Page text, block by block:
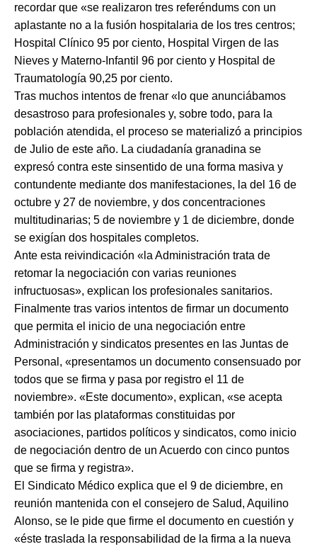
recordar que «se realizaron tres referéndums con un
aplastante no a la fusión hospitalaria de los tres centros;
Hospital Clínico 95 por ciento, Hospital Virgen de las
Nieves y Materno-Infantil 96 por ciento y Hospital de
Traumatología 90,25 por ciento.
Tras muchos intentos de frenar «lo que anunciábamos
desastroso para profesionales y, sobre todo, para la
población atendida, el proceso se materializó a principios
de Julio de este año. La ciudadanía granadina se
expresó contra este sinsentido de una forma masiva y
contundente mediante dos manifestaciones, la del 16 de
octubre y 27 de noviembre, y dos concentraciones
multitudinarias; 5 de noviembre y 1 de diciembre, donde
se exigían dos hospitales completos.
Ante esta reivindicación «la Administración trata de
retomar la negociación con varias reuniones
infructuosas», explican los profesionales sanitarios.
Finalmente tras varios intentos de firmar un documento
que permita el inicio de una negociación entre
Administración y sindicatos presentes en las Juntas de
Personal, «presentamos un documento consensuado por
todos que se firma y pasa por registro el 11 de
noviembre». «Este documento», explican, «se acepta
también por las plataformas constituidas por
asociaciones, partidos políticos y sindicatos, como inicio
de negociación dentro de un Acuerdo con cinco puntos
que se firma y registra».
El Sindicato Médico explica que el 9 de diciembre, en
reunión mantenida con el consejero de Salud, Aquilino
Alonso, se le pide que firme el documento en cuestión y
«éste traslada la responsabilidad de la firma a la nueva